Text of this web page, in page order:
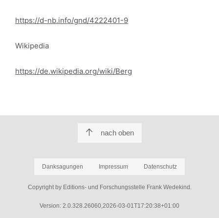
https://d-nb.info/gnd/4222401-9
Wikipedia
https://de.wikipedia.org/wiki/Berg
nach oben
Danksagungen Impressum Datenschutz
Copyright by Editions- und Forschungsstelle Frank Wedekind.
Version: 2.0.328.26060,2026-03-01T17:20:38+01:00